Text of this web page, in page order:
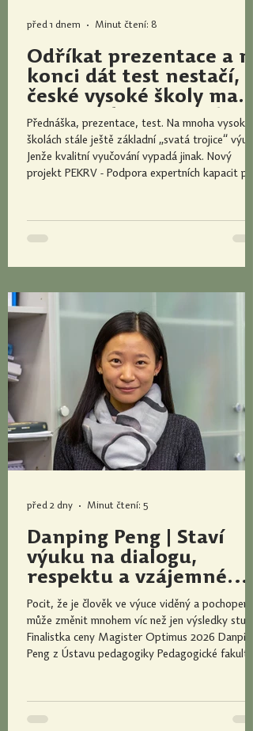
Odříkat prezentace a na
konci dát test nestačí,
české vysoké školy mají
na víc, říká Tomáš Fliegl
Přednáška, prezentace, test. Na mnoha
školách stále ještě základní „svatá trojice“
Jenže kvalitní vyučování vypadá jinak. Nový
projekt PEKRV - Podpora expertních kapacit pro
výuky, kteří pomohou vysokoškolským
pracovat lépe a předají jim dobrou praxi z
před 1 dnem Minut čtení: 8
Danping Peng | Staví
výuku na dialogu,
respektu a vzájemném
porozumění
Pocit, že je člověk ve výuce viděný a pochopený,
může změnit mnohem víc než jen výsledky
Finalistka ceny Magister Optimus 2026 Danping
Peng z Ústavu pedagogiky Pedagogické fakulty
zkušenosti ani hledat vlastní cestu k poznání.
Dialog, vzájemný respekt a ochota naslouchat
před 2 dny Minut čtení: 5